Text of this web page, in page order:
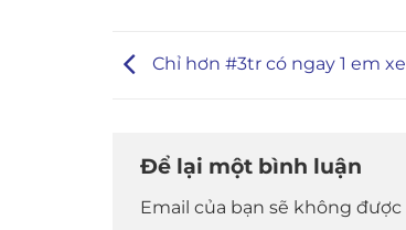
Chỉ hơn #3tr có ngay 1 em
Để lại một bình luận
Email của bạn sẽ không